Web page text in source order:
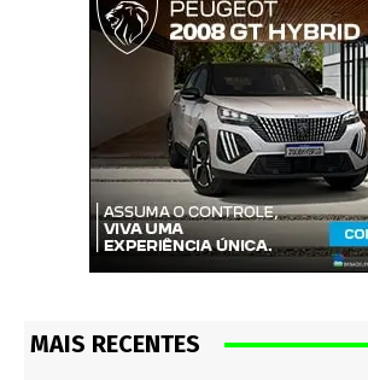
MAIS RECENTES